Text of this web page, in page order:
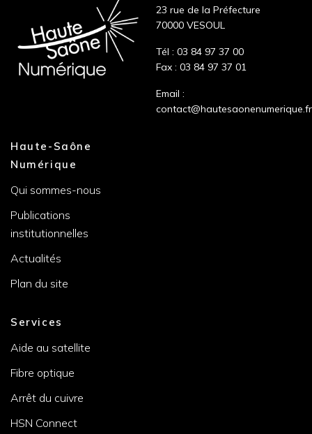
23 rue de la Préfecture
70000 VESOUL
Tél : 03 84 97 37 00
Fax : 03 84 97 37 01
Email :
contact@hautesaonenumerique.fr
Haute-Saône
Numérique
Qui sommes-nous
Publications
institutionnelles
Actualités
Plan du site
Services
Aide au satellite
Fibre optique
Arrêt du cuivre
HSN Connect